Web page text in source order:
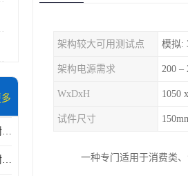
多
武汉 高速贴片机厂家 结实耐用 贴片效率高
佛山 汽车电子贴片机型号 耐振动 宽容性高
架构较大可用测试点 模拟:
架构电源需求 200 –
WxDxH 1050
试件尺寸
一种专门适用于消费类